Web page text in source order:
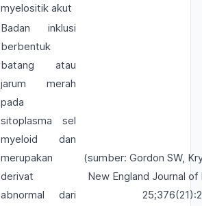
myelositik akut
Badan inklusi
berbentuk
batang atau
jarum merah
pada
sitoplasma sel
myeloid dan
merupakan
derivat
abnormal dari
(sumber: Gordon SW,
New England Journal